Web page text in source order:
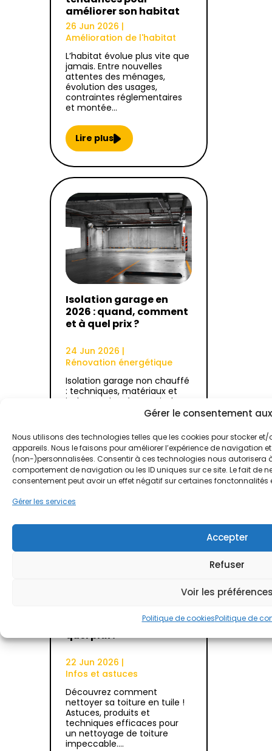
Gérer le consentement
Nous utilisons des technologies telles que les cookies pour stocker
appareils. Nous le faisons pour améliorer l’expérience de navigation
(non-)personnalisées. Consentir à ces technologies nous autorisera
comportement de navigation ou les ID uniques sur ce site. Le fait de
consentement peut avoir un effet négatif sur certaines fonctonnalités
Gérer les services
Accepter
Refuser
Voir les
Politique de cookiesPolitique de
améliorer son habitat
26 Jun 2026 |
Amélioration de l'habitat
L’habitat évolue plus vite que
jamais. Entre nouvelles
attentes des ménages,
évolution des usages,
contraintes réglementaires
et montée…
Lire plus
Isolation garage en
2026 : quand, comment
et à quel prix ?
24 Jun 2026 |
Rénovation énergétique
Isolation garage non chauffé
: techniques, matériaux et
isolants adaptés pour isoler
votre garage. Découvrez
Lire plus
quand, comment et à
quel prix ?
22 Jun 2026 |
Infos et astuces
Découvrez comment
nettoyer sa toiture en tuile !
Astuces, produits et
techniques efficaces pour
un nettoyage de toiture
impeccable.…